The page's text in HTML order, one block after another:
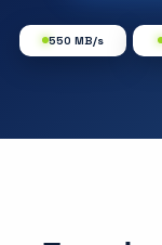
550 MB/s